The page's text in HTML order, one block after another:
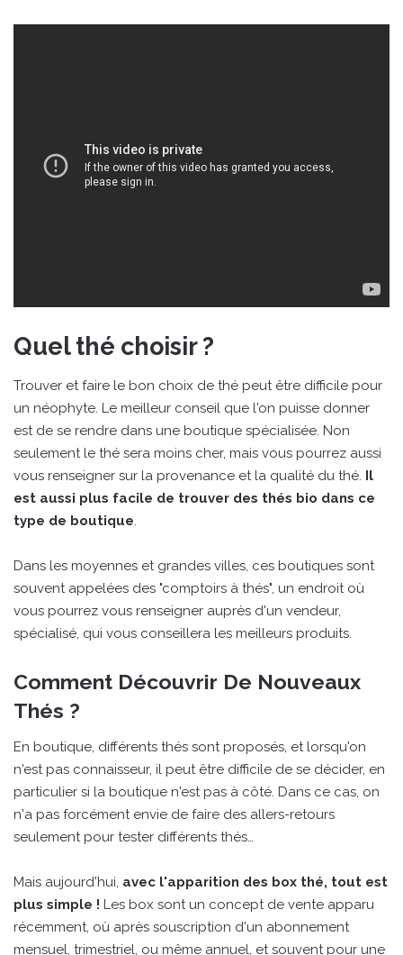
Quel thé choisir ?
Trouver et faire le bon choix de thé peut être difficile pour
un néophyte. Le meilleur conseil que l'on puisse donner
est de se rendre dans une boutique spécialisée. Non
seulement le thé sera moins cher, mais vous pourrez aussi
vous renseigner sur la provenance et la qualité du thé. Il
est aussi plus facile de trouver des thés bio dans ce
type de boutique.
Dans les moyennes et grandes villes, ces boutiques sont
souvent appelées des "comptoirs à thés", un endroit où
vous pourrez vous renseigner auprès d'un vendeur,
spécialisé, qui vous conseillera les meilleurs produits.
Comment Découvrir De Nouveaux
Thés ?
En boutique, différents thés sont proposés, et lorsqu'on
n'est pas connaisseur, il peut être difficile de se décider, en
particulier si la boutique n'est pas à côté. Dans ce cas, on
n'a pas forcément envie de faire des allers-retours
seulement pour tester différents thés…
Mais aujourd'hui, avec l'apparition des box thé, tout est
plus simple ! Les box sont un concept de vente apparu
récemment, où après souscription d'un abonnement
mensuel, trimestriel, ou même annuel, et souvent pour une